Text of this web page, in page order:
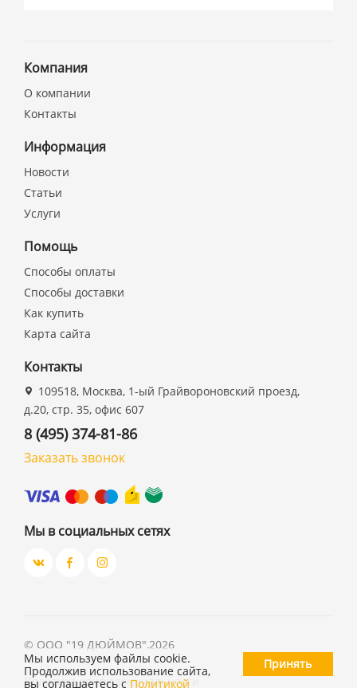
Компания
О компании
Контакты
Информация
Новости
Статьи
Услуги
Помощь
Способы оплаты
Способы доставки
Как купить
Карта сайта
Контакты
109518, Москва, 1-ый Грайвороновский проезд,
д.20, стр. 35, офис 607
8 (495) 374-81-86
Заказать звонок
Мы в социальных сетях
© ООО "19 ДЮЙМОВ",2026
Политика конфиденциальности
Мы используем файлы cookie.
Продолжив использование сайта,
вы соглашаетесь с Политикой
Принять